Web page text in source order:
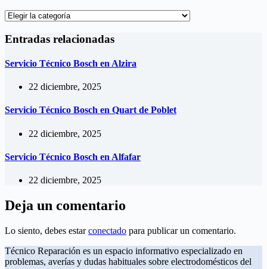
Categorías
Entradas relacionadas
Servicio Técnico Bosch en Alzira
22 diciembre, 2025
Servicio Técnico Bosch en Quart de Poblet
22 diciembre, 2025
Servicio Técnico Bosch en Alfafar
22 diciembre, 2025
Deja un comentario
Lo siento, debes estarconectado para publicar un comentario.
Técnico Reparación es un espacio informativo especializado en
problemas, averías y dudas habituales sobre electrodomésticos del